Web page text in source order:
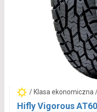
/ Klasa ekonomiczna
Hifly Vigorous